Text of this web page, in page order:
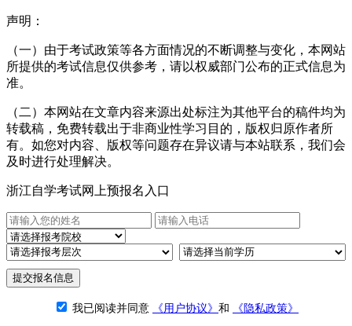
声明：
（一）由于考试政策等各方面情况的不断调整与变化，本网站
所提供的考试信息仅供参考，请以权威部门公布的正式信息为
准。
（二）本网站在文章内容来源出处标注为其他平台的稿件均为
转载稿，免费转载出于非商业性学习目的，版权归原作者所
有。如您对内容、版权等问题存在异议请与本站联系，我们会
及时进行处理解决。
浙江自学考试网上预报名入口
提交报名信息
我已阅读并同意 《用户协议》 和 《隐私政策》